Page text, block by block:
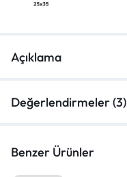
Açıklama
Değerlendirmeler (3)
Benzer Ürünler